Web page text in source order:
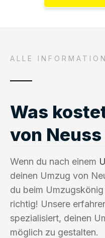
ALLE
Was
von
Wenn du nach einem
deinen Umzug von
du beim
richtig! Unsere
spezialisiert, deinen
möglich zu gestalten.